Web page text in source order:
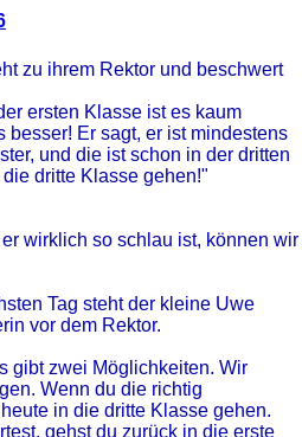
zu ihrem Rektor und beschwert
ersten Klasse ist es kaum
Er sagt, er ist mindestens
und die ist schon in der dritten
dritte Klasse gehen!"
wirklich so schlau ist, können wir
Tag steht der kleine Uwe
vor dem Rektor.
gibt zwei Möglichkeiten. Wir
Wenn du die richtig
in die dritte Klasse gehen.
gehst du zurück in die erste